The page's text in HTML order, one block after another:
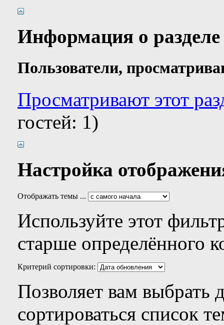
Информация о
Пользователи,
Просматривают этот
гостей: 1)
Настройка
Отображать темы ...
Используйте этот
старше определённого
Критерий сортировки:
Позволяет вам выбрать
сортироваться список